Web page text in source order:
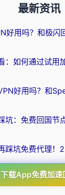
最新资讯
下载App免费加速